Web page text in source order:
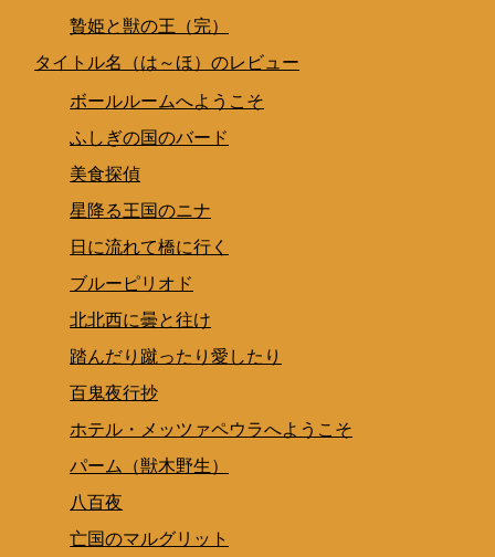
贄姫と獣の王（完）
タイトル名（は～ほ）のレビュー
ボールルームへようこそ
ふしぎの国のバード
美食探偵
星降る王国のニナ
日に流れて橋に行く
ブルーピリオド
北北西に曇と往け
踏んだり蹴ったり愛したり
百鬼夜行抄
ホテル・メッツァペウラへようこそ
パーム（獣木野生）
八百夜
亡国のマルグリット